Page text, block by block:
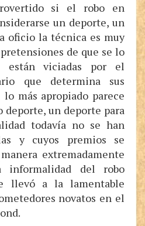
si el robo en
un deporte, un
oficio la técnica es muy
de que se lo
están viciadas por el
que determina sus
más apropiado parece
deporte, un deporte para
todavía no se han
y cuyos premios se
extremadamente
informalidad del robo
llevó a la lamentable
novatos en el